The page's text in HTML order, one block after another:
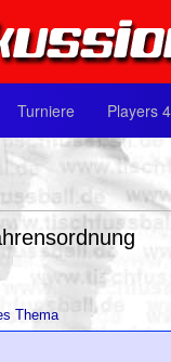
Turniere Players
Thema